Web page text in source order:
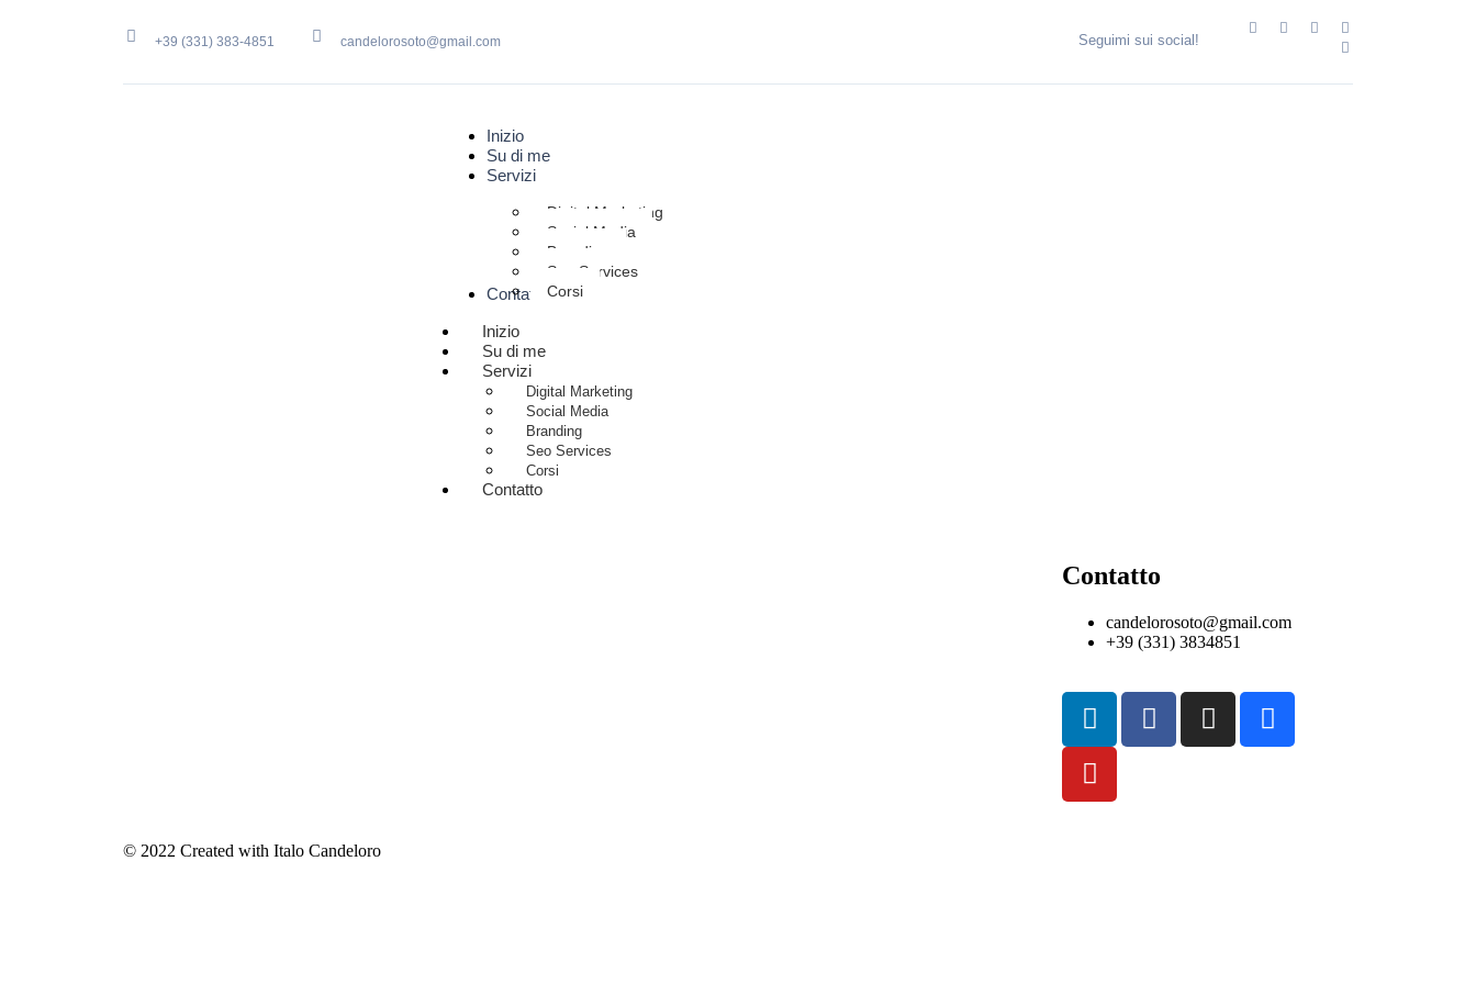
+39 (331) 383-4851 candelorosoto@gmail.com Seguimi sui social!
Inizio
Su di me
Servizi
Digital Marketing
Social Media
Branding
Seo Services
Corsi
Contatto
Inizio
Su di me
Servizi
Digital Marketing
Social Media
Branding
Seo Services
Corsi
Contatto
Contatto
candelorosoto@gmail.com
+39 (331) 3834851
© 2022 Created with Italo Candeloro